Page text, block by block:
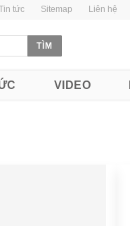
tức Sitemap Liên hệ
VIDEO